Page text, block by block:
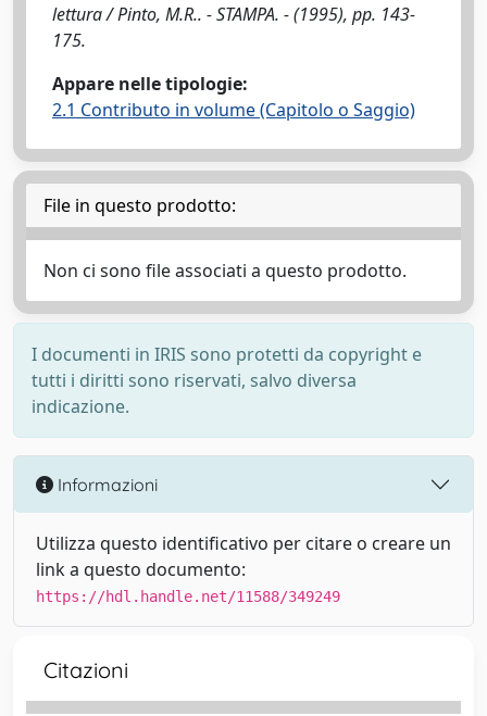
lettura / Pinto, M.R.. - STAMPA. - (1995), pp. 143-
175.
Appare nelle tipologie:
2.1 Contributo in volume (Capitolo o Saggio)
File in questo prodotto:
Non ci sono file associati a questo prodotto.
I documenti in IRIS sono protetti da copyright e
tutti i diritti sono riservati, salvo diversa
indicazione.
Informazioni
Utilizza questo identificativo per citare o creare un
link a questo documento:
https://hdl.handle.net/11588/349249
Citazioni